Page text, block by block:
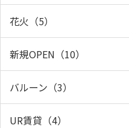
花火（5）
新規OPEN（10）
バルーン（3）
UR賃貸（4）